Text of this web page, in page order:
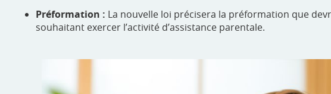
Préformation : La nouvelle loi précisera la préformation que
souhaitant exercer l’activité d’assistance parentale.